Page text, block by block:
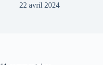
22 avril 2024